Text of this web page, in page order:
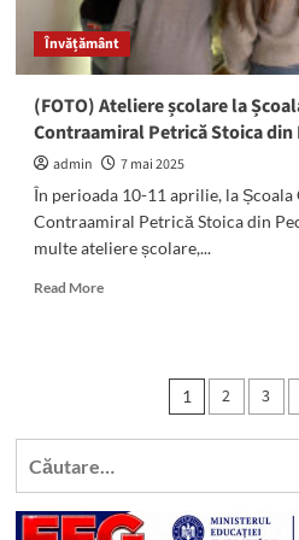
Educaționale
Deschise
(RED)
Învățământ
(FOTO) Ateliere școlare la
Contraamiral Petrică Stoica din
admin
7 mai 2025
În perioada 10-11 aprilie, la Școala
Contraamiral Petrică Stoica din
multe ateliere școlare,...
Read MoreRead
Școala
Gimnazială
nr.
1
Contraamiral
articole
1 2 3
Caută